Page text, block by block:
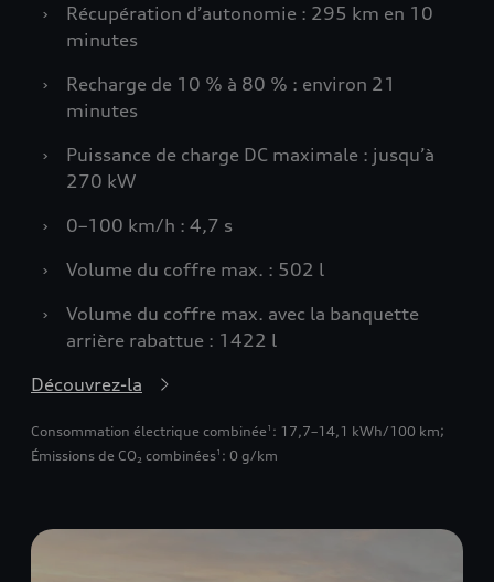
›
Récupération d’autonomie : 295 km en 10
minutes
›
Recharge de 10 % à 80 % : environ 21
minutes
›
Puissance de charge DC maximale : jusqu’à
270 kW
›
0–100 km/h : 4,7 s
›
Volume du coffre max. : 502 l
›
Volume du coffre max. avec la banquette
arrière rabattue : 1422 l
Découvrez-la
Consommation électrique combinée 1 : 17,7–14,1 kWh/100 km;
Émissions de CO₂ combinées1 : 0 g/km